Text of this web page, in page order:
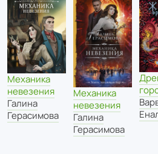
Механика
невезения
Галина
Герасимова
Механика
невезения
Галина
Герасимова